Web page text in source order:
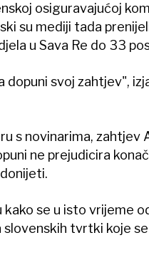
osiguravajućoj
su mediji tada
u Sava Re do 33
dopuni svoj zahtjev",
s novinarima, zahtjev
ne prejudicira
se u isto vrijeme
slovenskih tvrtki koje